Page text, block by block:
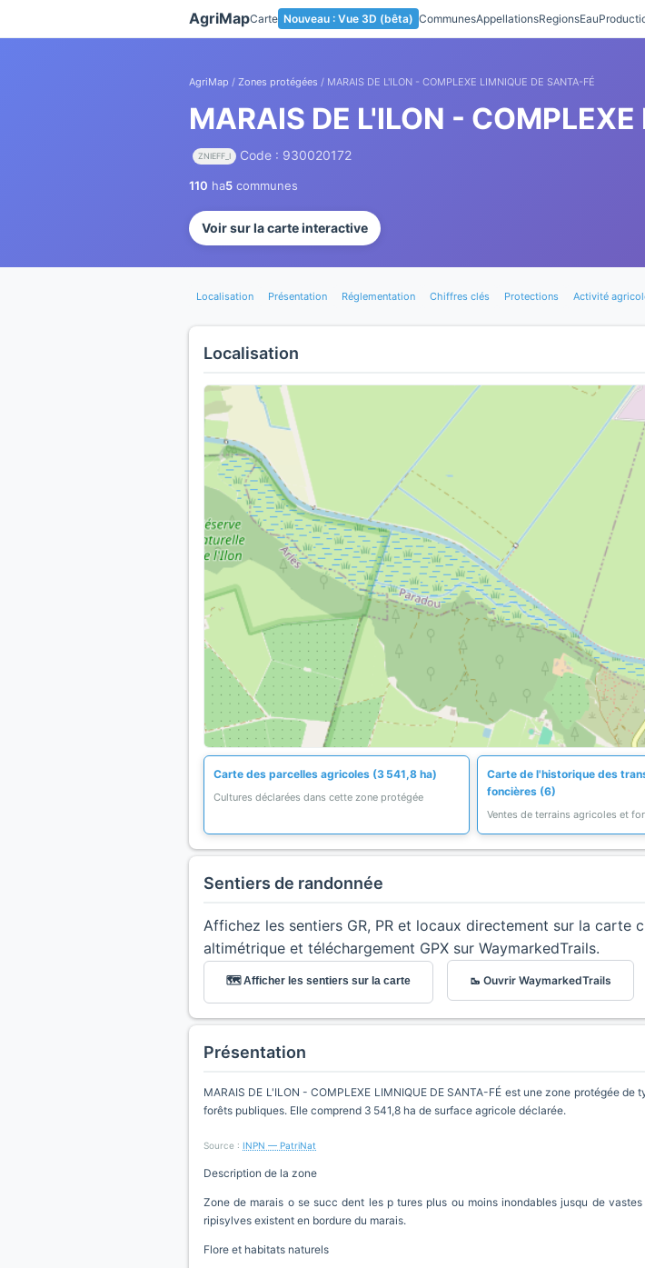
AgriMapCarte Nouveau : Vue 3D (bêta) CommunesAppellationsRegionsEau
AgriMap / Zones protégées / MARAIS DE L'ILON - COMPLEXE LIMNIQUE DE SANTA-FÉ
MARAIS DE L'ILON -
ZNIEFF_I Code : 930020172
110 ha5 communes
Voir sur la carte interactive
Localisation Présentation Réglementation Chiffres clés Protections Activité
Localisation
Carte des parcelles agricoles (3 541,8 ha)
Cultures déclarées dans cette zone protégée
Carte de l'historique des
foncières (6)
Ventes de terrains agricoles et
Sentiers de randonnée
Affichez les sentiers GR, PR et locaux directement sur la
altimétrique et téléchargement GPX sur WaymarkedTrails.
🗺️ Afficher les sentiers sur la carte 🥾 Ouvrir WaymarkedTrails
Présentation
MARAIS DE L'ILON - COMPLEXE LIMNIQUE DE SANTA-FÉ est une zone protégée
forêts publiques. Elle comprend 3 541,8 ha de surface agricole déclarée.
Source : INPN — PatriNat
Description de la zone
Zone de marais o se succ dent les p tures plus ou moins inondables jusqu de
ripisylves existent en bordure du marais.
Flore et habitats naturels
Panneau de gestion des cookies